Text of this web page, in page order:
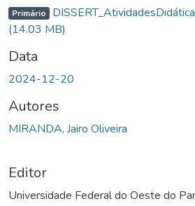
Primário
(14.03 MB)
Data
2024-12-20
Autores
MIRANDA, Jairo Oliveira
Editor
Universidade Federal do Oeste do